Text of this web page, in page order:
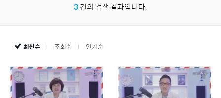
3건의 검색 결과입니다.
최신순 조회순 인기순